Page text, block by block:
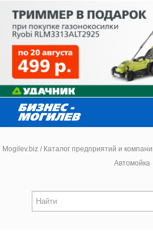
Новости
Mogilev.biz / Каталог предприятий и
Автомойка